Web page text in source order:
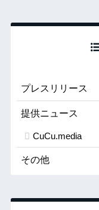
プレスリリース
提供ニュース
CuCu.media
その他